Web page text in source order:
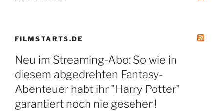
FILMSTARTS.DE
Neu im Streaming-Abo: So wie in
diesem abgedrehten Fantasy-
Abenteuer habt ihr "Harry Potter"
garantiert noch nie gesehen!